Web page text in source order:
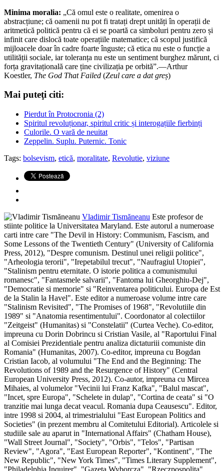
Minima moralia: „Că omul este o realitate, omenirea o
abstracțiune; că oamenii nu pot fi tratați drept unități în operații de
aritmetică politică pentru că ei se poartă ca simboluri pentru zero și
infinit care dislocă toate operațiile matematice; că scopul justifică
mijloacele doar în cadre foarte înguste; că etica nu este o funcție a
utilității sociale, iar toleranța nu este un sentiment burghez mărunt, ci
forța gravitațională care ține civilizația pe orbită”.—Arthur
Koestler, The God That Failed (Zeul care a dat greș)
Mai puteţi citi:
Pierdut în Protocronia (2)
Spiritul revoluționar, spiritul critic și interogațiile fierbinți
Culorile. O vară de neuitat
Zeppelin. Suplu. Puternic. Tonic
Tags: bolsevism, etică, moralitate, Revolutie, viziune
Vladimir Tismăneanu Este profesor de
stiinte politice la Universitatea Maryland. Este autorul a numeroase
carti intre care "The Devil in History: Communism, Fascism, and
Some Lessons of the Twentieth Century" (University of California
Press, 2012), "Despre comunism. Destinul unei religii politice",
"Arheologia terorii", "Irepetabilul trecut", "Naufragiul Utopiei",
"Stalinism pentru eternitate. O istorie politica a comunismului
romanesc", "Fantasmele salvarii", "Fantoma lui Gheorghiu-Dej",
"Democratie si memorie" si "Reinventarea politicului. Europa de Est
de la Stalin la Havel". Este editor a numeroase volume intre care
"Stalinism Revisited", "The Promises of 1968", "Revolutiile din
1989" si "Anatomia resentimentului". Coordonator al colectiilor
"Zeitgeist" (Humanitas) si "Constelatii" (Curtea Veche). Co-editor,
impreuna cu Dorin Dobrincu si Cristian Vasile, al "Raportului Final
al Comisiei Prezidentiale pentru analiza dictaturiii comuniste din
Romania" (Humanitas, 2007). Co-editor, impreuna cu Bogdan
Cristian Iacob, al volumului "The End and the Beginning: The
Revolutions of 1989 and the Resurgence of History" (Central
European University Press, 2012). Co-autor, impreuna cu Mircea
Mihaies, al volumelor "Vecinii lui Franz Kafka", "Balul mascat",
"Incet, spre Europa", "Schelete in dulap", "Cortina de ceata" si "O
tranzitie mai lunga decat veacul. Romania dupa Ceausescu". Editor,
intre 1998 si 2004, al trimestrialului "East European Politics and
Societies" (in prezent membru al Comitetului Editorial). Articolele si
studiile sale au aparut in "International Affairs" (Chatham House),
"Wall Street Journal", "Society", "Orbis", "Telos", "Partisan
Review", "Agora", "East European Reporter", "Kontinent", "The
New Republic", "New York Times", "Times Literary Supplement",